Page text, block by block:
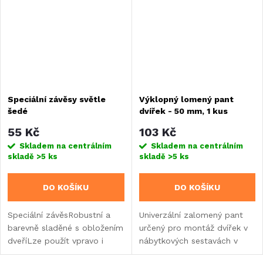
Speciální závěsy světle
šedé
55 Kč
Skladem na centrálním
skladě >5 ks
DO KOŠÍKU
Speciální závěsRobustní a
barevně sladěné s obložením
dveříLze použít vpravo i
vlevo, stačí změnit polohu.
Výklopný lomený pant
dvířek - 50 mm, 1 kus
103 Kč
Skladem na centrálním
skladě >5 ks
DO KOŠÍKU
Univerzální zalomený pant
určený pro montáž dvířek v
nábytkových sestavách v
karavanech, obytných